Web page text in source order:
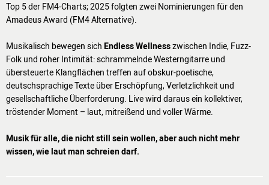
Top 5 der FM4-Charts; 2025 folgten zwei Nominierungen für den
Amadeus Award (FM4 Alternative).
Musikalisch bewegen sich Endless Wellnesszwischen Indie, Fuzz-
Folk und roher Intimität: schrammelnde Westerngitarre und
übersteuerte Klangflächen treffen auf obskur-poetische,
deutschsprachige Texte über Erschöpfung, Verletzlichkeit und
gesellschaftliche Überforderung. Live wird daraus ein kollektiver,
tröstender Moment – laut, mitreißend und voller Wärme.
Musik für alle, die nicht still sein wollen, aber auch nicht mehr
wissen, wie laut man schreien darf.